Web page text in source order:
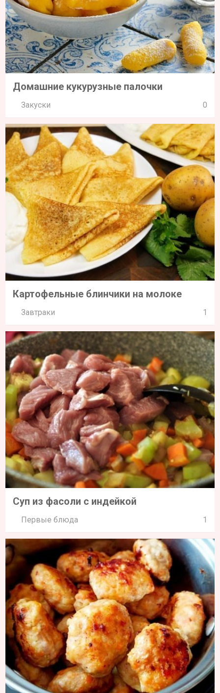
Домашние кукурузные палочки
Закуски 0
Картофельные блинчики на молоке
Завтраки 1
Суп из фасоли с индейкой
Первые блюда 1